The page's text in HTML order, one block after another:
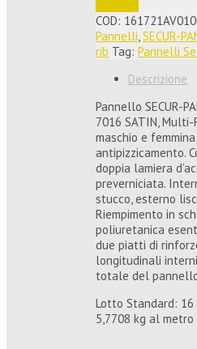
COD:
Pannelli,SECUR-
rib Tag: Pannelli
Descrizione
Pannello SECUR-
7016 SATIN, Multi-
maschio e femmina
antipizzicamento.
doppia lamiera
preverniciata.
stucco, esterno
Riempimento in
poliuretanica
due piatti di
longitudinali
totale del
Lotto Standard: 16
5,7708 kg al metro